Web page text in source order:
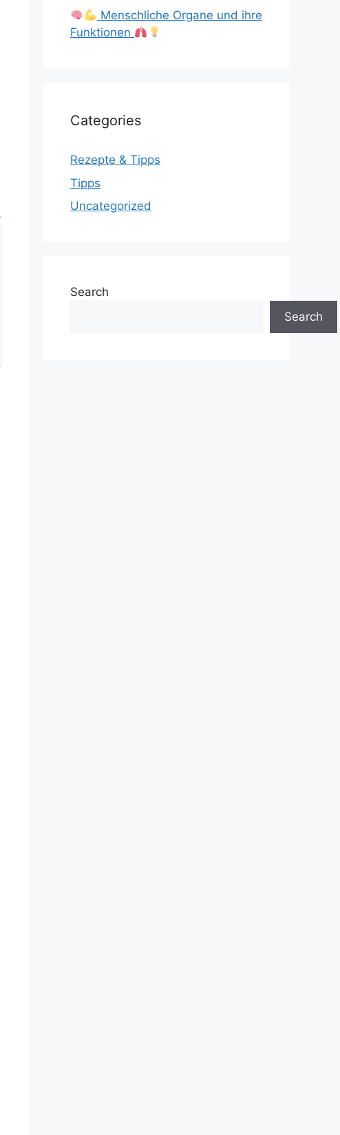
Menschliche Organe und ihre
Funktionen
Categories
Rezepte & Tipps
Tipps
Uncategorized
Search
Search